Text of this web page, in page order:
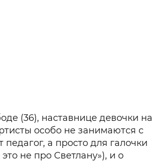
(36), наставнице девочки на
особо не занимаются с
а просто для галочки
не про Светлану»), и о